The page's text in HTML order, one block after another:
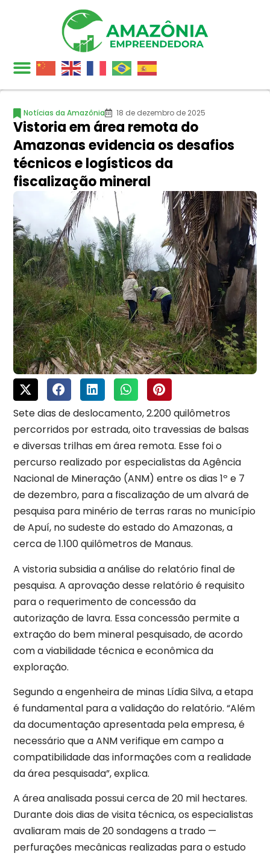
Notícias da Amazônia 18 de dezembro de 2025
Vistoria em área remota do
Amazonas evidencia os desafios
técnicos e logísticos da
fiscalização mineral
Sete dias de deslocamento, 2.200 quilômetros
percorridos por estrada, oito travessias de balsas
e diversas trilhas em área remota. Esse foi o
percurso realizado por especialistas da Agência
Nacional de Mineração (ANM) entre os dias 1º e 7
de dezembro, para a fiscalização de um alvará de
pesquisa para minério de terras raras no município
de Apuí, no sudeste do estado do Amazonas, a
cerca de 1.100 quilômetros de Manaus.
A vistoria subsidia a análise do relatório final de
pesquisa. A aprovação desse relatório é requisito
para o requerimento de concessão da
autorização de lavra. Essa concessão permite a
extração do bem mineral pesquisado, de acordo
com a viabilidade técnica e econômica da
exploração.
Segundo a engenheira de minas Lídia Silva, a etapa
é fundamental para a validação do relatório. “Além
da documentação apresentada pela empresa, é
necessário que a ANM verifique em campo a
compatibilidade das informações com a realidade
da área pesquisada”, explica.
A área analisada possui cerca de 20 mil hectares.
Durante dois dias de visita técnica, os especialistas
avaliaram mais de 20 sondagens a trado —
perfurações mecânicas realizadas para o estudo